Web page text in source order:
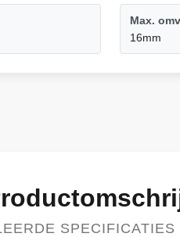
Max.
16mm